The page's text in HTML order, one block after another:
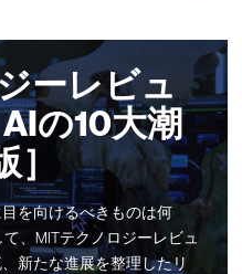
ーレビュ
の10大潮
を向けるべきものは何
、MITテクノロジーレビュ
新たな進展を整理したリ